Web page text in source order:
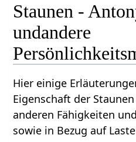
Staunen -
undandere
Hier einige
Eigenschaft der
anderen Fähigkeiten
sowie in Bezug auf